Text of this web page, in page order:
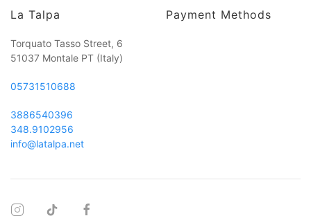
La Talpa
Torquato Tasso Street, 6
51037 Montale PT (Italy)
05731510688
3886540396
348.9102956
info@latalpa.net
Payment Methods